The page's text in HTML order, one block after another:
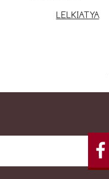
LELKIATYA